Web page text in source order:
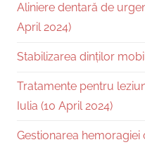
Aliniere dentară de
April 2024)
Stabilizarea dinților
Tratamente pentru
Iulia (10 April 2024)
Gestionarea hemoragiei